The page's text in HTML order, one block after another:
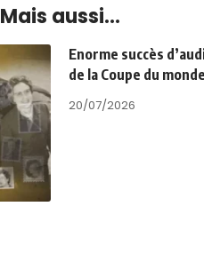
Mais aussi...
Enorme succès
de la Coupe du
20/07/2026